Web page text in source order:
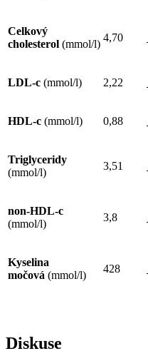
Celkový
cholesterol (mmol/l)
4,70
LDL-c (mmol/l) 2,22
HDL-c (mmol/l) 0,88
Triglyceridy
(mmol/l)
3,51
non-HDL-c
(mmol/l)
3,8
Kyselina
močová (mmol/l)
428
Diskuse